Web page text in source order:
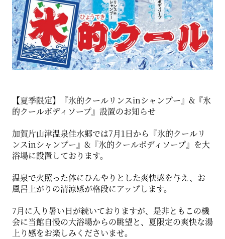
【夏季限定】『氷的クールリンスinシャンプー』&『氷
的クールボディソープ』設置のお知らせ
加賀片山津温泉佳水郷では7月1日から『氷的クールリ
ンスinシャンプー』&『氷的クールボディソープ』を大
浴場に設置しております。
温泉で火照った体にひんやりとした爽快感を与え、お
風呂上がりの清涼感が格段にアップします。
7月に入り暑い日が続いておりますが、是非ともこの機
会に当館自慢の大浴場からの眺望と、夏限定の爽快な湯
上り感をお楽しみくださいませ。